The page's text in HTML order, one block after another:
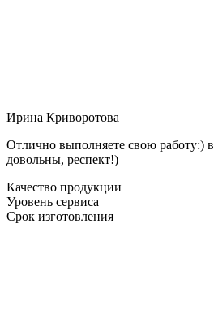
Ирина Криворотова
Отлично выполняете свою работу:)
довольны, респект!)
Качество продукции
Уровень сервиса
Срок изготовления